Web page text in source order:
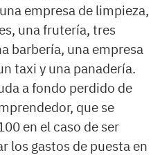
empresa de limpieza,
una frutería, tres
barbería, una empresa
taxi y una panadería.
a fondo perdido de
que se
en el caso de ser
los gastos de puesta en